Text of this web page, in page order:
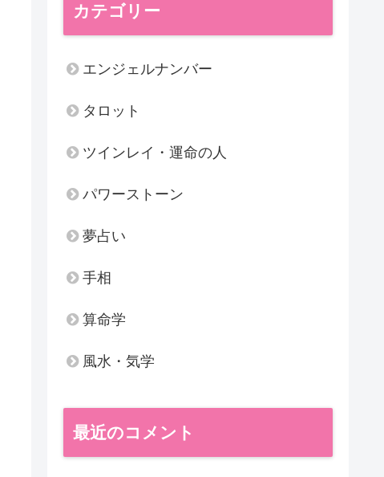
カテゴリー
エンジェルナンバー
タロット
ツインレイ・運命の人
パワーストーン
夢占い
手相
算命学
風水・気学
最近のコメント